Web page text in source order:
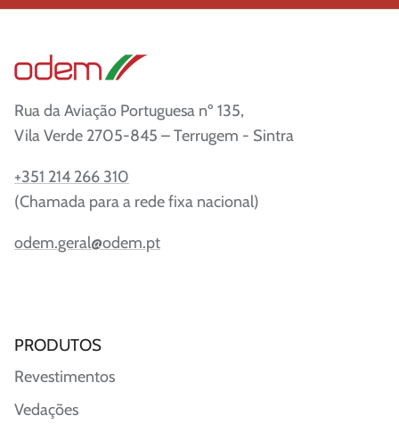
Rua da Aviação Portuguesa nº 135,
Vila Verde 2705-845 – Terrugem - Sintra
+351 214 266 310
(Chamada para a rede fixa nacional)
odem.geral@odem.pt
PRODUTOS
Revestimentos
Vedações